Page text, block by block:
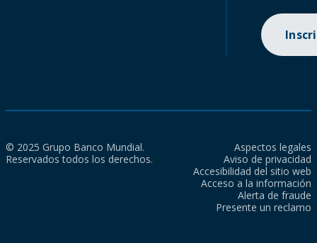
© 2025 Grupo Banco Mundial.
Reservados todos los derechos.
Aspectos legales
Aviso de privacidad
Accesibilidad del sitio web
Acceso a la información
Alerta de fraude
Presente un reclamo